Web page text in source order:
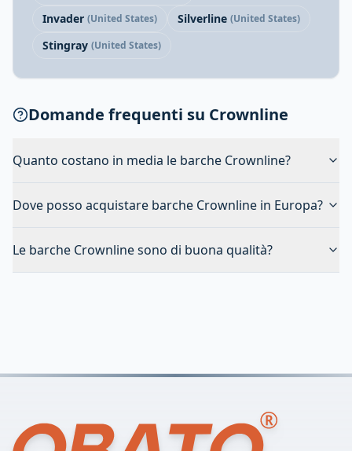
Invader (United States) Silverline (United States)
Stingray (United States)
Domande frequenti su Crownline
Quanto costano in media le barche Crownline?
Dove posso acquistare barche Crownline in Europa?
Le barche Crownline sono di buona qualità?